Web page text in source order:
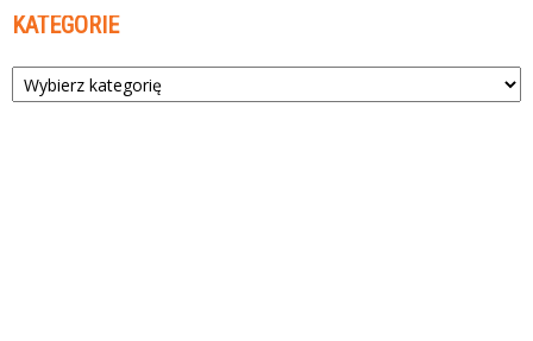
KATEGORIE
Kategorie